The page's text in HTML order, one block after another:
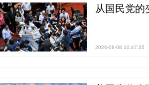
从国民党的
2026-08-08 10:47:35